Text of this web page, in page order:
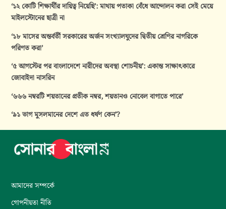
‘১২ কোটি শিক্ষার্থীর দায়িত্ব নিয়েছি’: মাথায় পতাকা বেঁধে আন্দোলন করা সেই মেয়ে
মাইলস্টোনের ছাত্রী না
‘১৮ মাসের অন্তর্বর্তী সরকারের অর্জন সংখ্যালঘুদের দ্বিতীয় শ্রেণির নাগরিকে
পরিণত করা’
‘৫ আগস্টের পর বাংলাদেশে নারীদের অবস্থা শোচনীয়’: একান্ত সাক্ষাৎকারে
জোবাইদা নাসরিন
‘৬৬৬ নম্বরটি শয়তানের প্রতীক নম্বর, শয়তানও নোবেল বাগাতে পারে’
‘৯১ ভাগ মুসলমানের দেশে এত ধর্ষণ কেন’?
আমাদের সম্পর্কে
গোপনীয়তা নীতি